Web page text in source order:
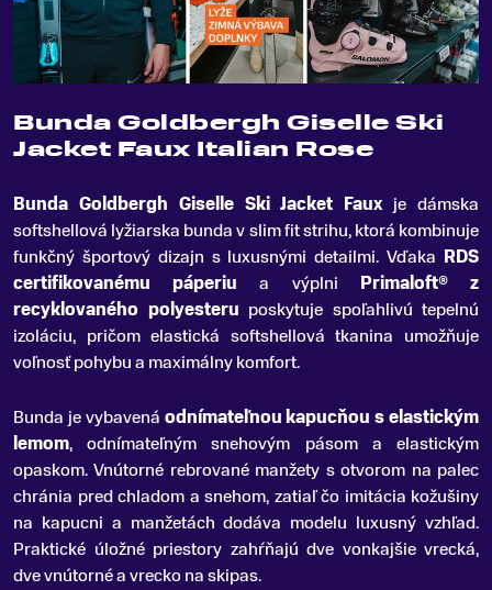
Bunda Goldbergh Giselle Ski
Jacket Faux Italian Rose
Bunda Goldbergh Giselle Ski Jacket Fauxje dámska
softshellová lyžiarska bunda v slim fit strihu, ktorá kombinuje
funkčný športový dizajn s luxusnými detailmi. Vďaka RDS
certifikovanému páperiu a výplni Primaloft® z
recyklovaného polyesteru poskytuje spoľahlivú tepelnú
izoláciu, pričom elastická softshellová tkanina umožňuje
voľnosť pohybu a maximálny komfort.
Bunda je vybavená odnímateľnou kapucňou s elastickým
lemom, odnímateľným snehovým pásom a elastickým
opaskom. Vnútorné rebrované manžety s otvorom na palec
chránia pred chladom a snehom, zatiaľ čo imitácia kožušiny
na kapucni a manžetách dodáva modelu luxusný vzhľad.
Praktické úložné priestory zahŕňajú dve vonkajšie vrecká,
dve vnútorné a vrecko na skipas.